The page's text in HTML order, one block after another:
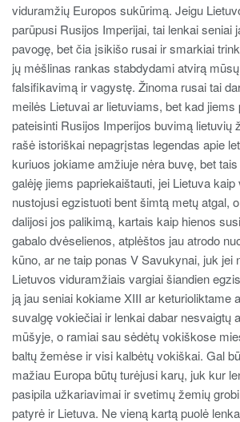
viduramžių Europos sukūrimą. Jeigu
parūpusi Rusijos Imperijai, tai lenkai seniai
pavogę, bet čia įsikišo rusai ir smarkiai
jų mėšlinas rankas stabdydami atvirą
falsifikavimą ir vagystę. Žinoma rusai tai
meilės Lietuvai ar lietuviams, bet kad jiems
pateisinti Rusijos Imperijos buvimą lietuvių
rašė istoriškai nepagrįstas legendas apie
kuriuos jokiame amžiuje nėra buvę, bet
galėję jiems papriekaištauti, jei Lietuva
nustojusi egzistuoti bent šimtą metų atgal,
dalijosi jos palikimą, kartais kaip hienos
gabalo dvėselienos, atplėštos jau atrodo
kūno, ar ne taip ponas V Savukynai, juk jei
Lietuvos viduramžiais vargiai šiandien
ją jau seniai kokiame XIII ar keturioliktame
suvalgę vokiečiai ir lenkai dabar nesvaigtų
mūšyje, o ramiai sau sėdėtų vokiškose
baltų žemėse ir visi kalbėtų vokiškai. Gal
mažiau Europa būtų turėjusi karų, juk kur
pasipila užkariavimai ir svetimų žemių
patyrė ir Lietuva. Ne vieną kartą puolė